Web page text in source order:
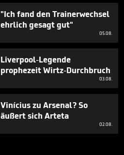
"Ich fand den Trainerwechsel
ehrlich gesagt gut"
05.08.
Liverpool-Legende
prophezeit Wirtz-Durchbruch
03.08.
Vinícius zu Arsenal? So
äußert sich Arteta
02.08.